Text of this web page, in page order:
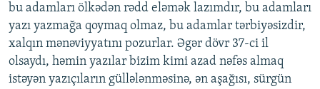
bu adamları ölkədən rədd eləmək lazımdır, bu adamları
yazı yazmağa qoymaq olmaz, bu adamlar tərbiyəsizdir,
xalqın mənəviyyatını pozurlar. Əgər dövr 37-ci il
olsaydı, həmin yazılar bizim kimi azad nəfəs almaq
istəyən yazıçıların güllələnməsinə, ən aşağısı, sürgün